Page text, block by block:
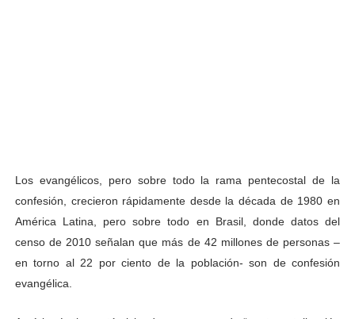
Los evangélicos, pero sobre todo la rama pentecostal de la
confesión, crecieron rápidamente desde la década de 1980 en
América Latina, pero sobre todo en Brasil, donde datos del
censo de 2010 señalan que más de 42 millones de personas –
en torno al 22 por ciento de la población- son de confesión
evangélica.